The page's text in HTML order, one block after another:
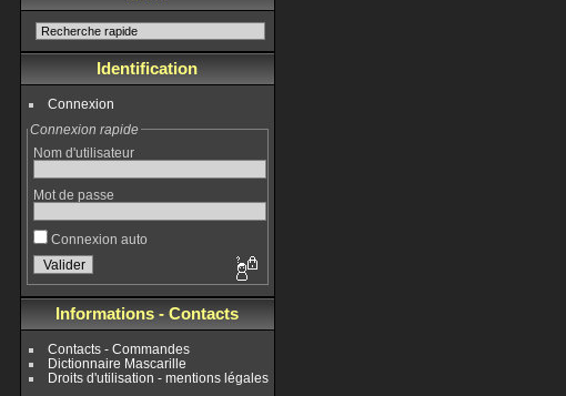
Identification
Connexion
Connexion rapide
Nom d'utilisateur
Mot de passe
Connexion auto
Informations - Contacts
Contacts - Commandes
Dictionnaire Mascarille
Droits d'utilisation - mentions légales